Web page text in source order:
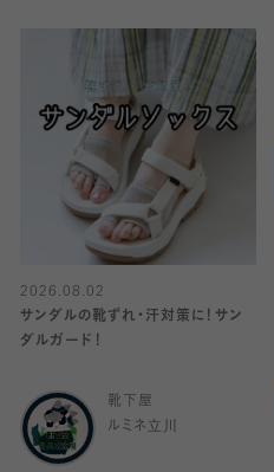
2026.08.02
サンダルの靴ずれ・汗対策に！サン
ダルガード！
靴下屋
ルミネ立川